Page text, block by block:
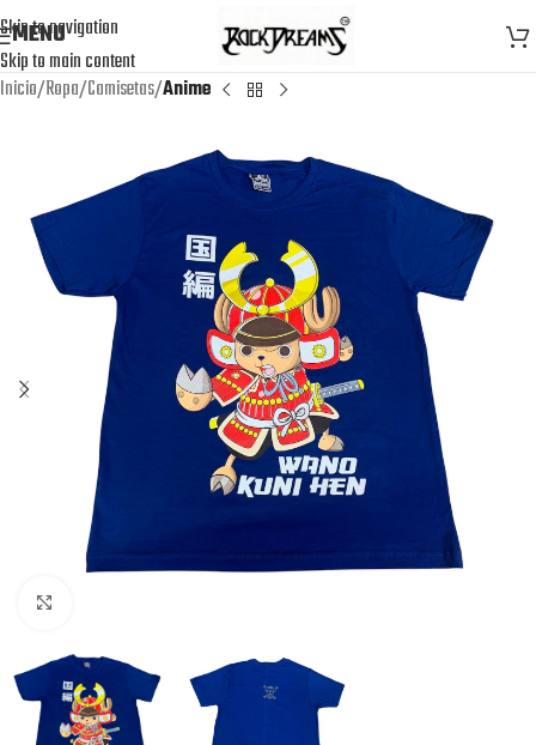
Skip to navigation
Skip to main content
MENU
Inicio Ropa Camisetas Anime